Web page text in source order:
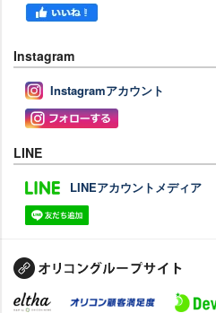
Instagram
Instagramアカウント
LINE
LINEアカウントメディア